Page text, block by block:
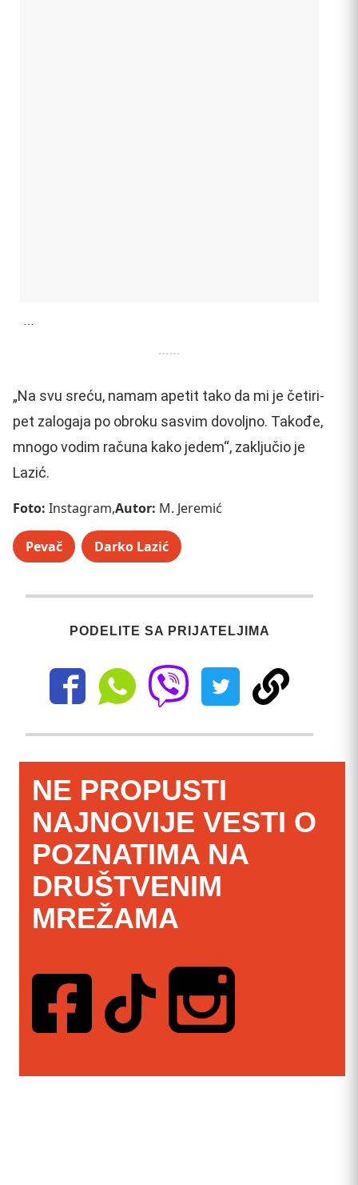
…
……
„Na svu sreću, namam apetit tako da mi je četiri-
pet zalogaja po obroku sasvim dovoljno. Takođe,
mnogo vodim računa kako jedem“, zaključio je
Lazić.
Foto: Instagram,Autor: M. Jeremić
Pevač Darko Lazić
PODELITE SA PRIJATELJIMA
NE PROPUSTI
NAJNOVIJE VESTI O
POZNATIMA NA
DRUŠTVENIM
MREŽAMA